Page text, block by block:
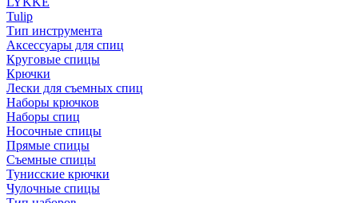
Tulip
Тип инструмента
Аксессуары для спиц
Круговые спицы
Крючки
Лески для съемных спиц
Наборы крючков
Наборы спиц
Носочные спицы
Прямые спицы
Съемные спицы
Тунисские крючки
Чулочные спицы